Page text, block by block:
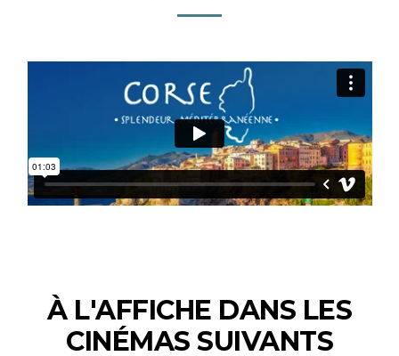
À L'AFFICHE DANS LES
CINÉMAS SUIVANTS